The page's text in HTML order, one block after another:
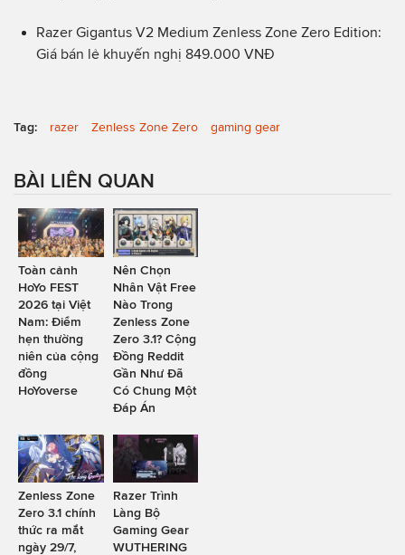
Razer Gigantus V2 Medium Zenless Zone Zero Edition:
Giá bán lẻ khuyến nghị 849.000 VNĐ
Tag: razer Zenless Zone Zero gaming gear
BÀI LIÊN QUAN
Toàn cảnh
HoYo FEST
2026 tại Việt
Nam: Điểm
hẹn thường
niên của cộng
đồng
HoYoverse
Nên Chọn
Nhân Vật Free
Nào Trong
Zenless Zone
Zero 3.1? Cộng
Đồng Reddit
Gần Như Đã
Có Chung Một
Đáp Án
Zenless Zone
Zero 3.1 chính
thức ra mắt
ngày 29/7,
Razer Trình
Làng Bộ
Gaming Gear
WUTHERING